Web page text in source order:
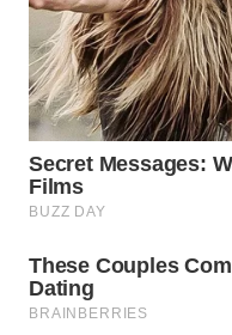
WN
SURABAYA
WN
NATUNA
BINTAN
WN